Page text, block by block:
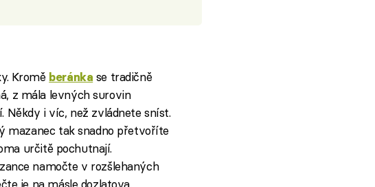
Kromě beránka se tradičně
z mála levných surovin
Někdy i víc, než zvládnete sníst.
mazanec tak snadno přetvoříte
určitě pochutnají.
namočte v rozšlehaných
je na másle dozlatova.